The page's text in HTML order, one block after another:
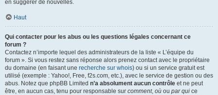
en suggérer de nouvelles.
Haut
Qui contacter pour les abus ou les questions légales concernant ce
forum ?
Contactez n’importe lequel des administrateurs de la liste « L’équipe du
forum ». Si vous restez sans réponse alors prenez contact avec le propriétaire
du domaine (en faisant une recherche sur whois) ou si un service gratuit est
utilisé (exemple : Yahoo!, Free, f2s.com, etc.), avec le service de gestion ou des
abus. Notez que phpBB Limited n’a absolument aucun contrôle et ne peut
être, en aucun cas, tenu pour responsable sur comment, où ou par qui ce